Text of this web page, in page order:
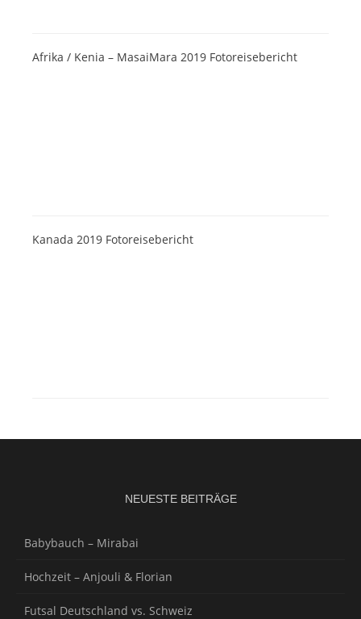
Afrika / Kenia – MasaiMara 2019 Fotoreisebericht
Kanada 2019 Fotoreisebericht
NEUESTE BEITRÄGE
Babybauch – Mirabai
Hochzeit – Anjouli & Florian
Futsal Deutschland vs. Schweiz